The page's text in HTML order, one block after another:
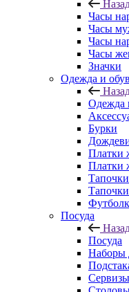
Часы
Часы
Часы
Часы
Значки
Одежда и
Одежда
Бурки
Платки
Платки
Посуда
Посуда
Наборы